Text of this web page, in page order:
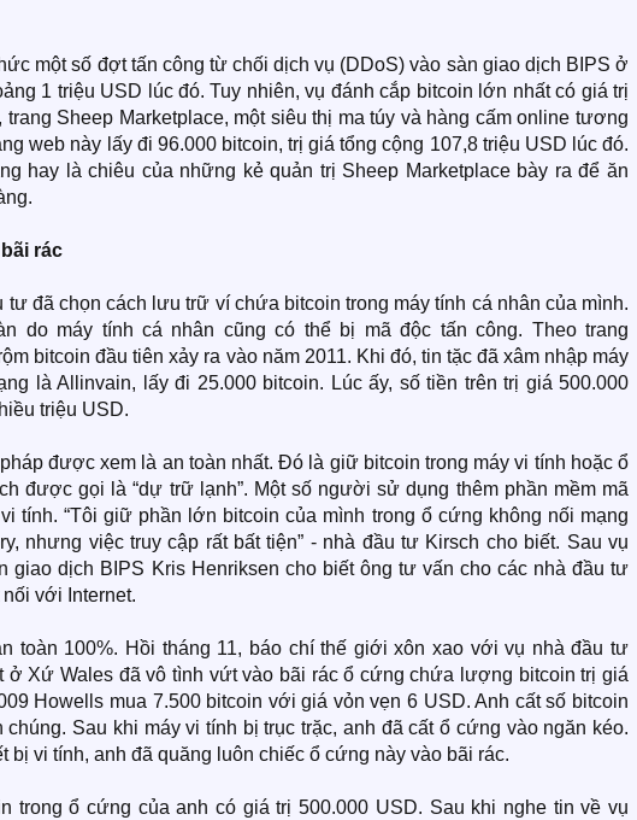
một số đợt tấn công từ chối dịch vụ (DDoS) vào sàn giao dịch BIPS ở
1 triệu USD lúc đó. Tuy nhiên, vụ đánh cắp bitcoin lớn nhất có giá trị
Sheep Marketplace, một siêu thị ma túy và hàng cấm online tương
web này lấy đi 96.000 bitcoin, trị giá tổng cộng 107,8 triệu USD lúc đó.
hay là chiêu của những kẻ quản trị Sheep Marketplace bày ra để ăn
rác
đã chọn cách lưu trữ ví chứa bitcoin trong máy tính cá nhân của mình.
do máy tính cá nhân cũng có thể bị mã độc tấn công. Theo trang
bitcoin đầu tiên xảy ra vào năm 2011. Khi đó, tin tặc đã xâm nhập máy
là Allinvain, lấy đi 25.000 bitcoin. Lúc ấy, số tiền trên trị giá 500.000
triệu USD.
được xem là an toàn nhất. Đó là giữ bitcoin trong máy vi tính hoặc ổ
được gọi là “dự trữ lạnh”. Một số người sử dụng thêm phần mềm mã
tính. “Tôi giữ phần lớn bitcoin của mình trong ổ cứng không nối mạng
nhưng việc truy cập rất bất tiện” - nhà đầu tư Kirsch cho biết. Sau vụ
giao dịch BIPS Kris Henriksen cho biết ông tư vấn cho các nhà đầu tư
với Internet.
toàn 100%. Hồi tháng 11, báo chí thế giới xôn xao với vụ nhà đầu tư
Xứ Wales đã vô tình vứt vào bãi rác ổ cứng chứa lượng bitcoin trị giá
Howells mua 7.500 bitcoin với giá vỏn vẹn 6 USD. Anh cất số bitcoin
Sau khi máy vi tính bị trục trặc, anh đã cất ổ cứng vào ngăn kéo.
bị vi tính, anh đã quăng luôn chiếc ổ cứng này vào bãi rác.
trong ổ cứng của anh có giá trị 500.000 USD. Sau khi nghe tin về vụ